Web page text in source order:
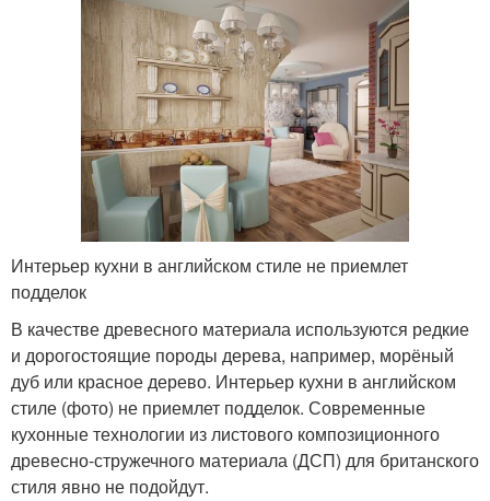
Интерьер кухни в английском стиле не приемлет
подделок
В качестве древесного материала используются редкие
и дорогостоящие породы дерева, например, морёный
дуб или красное дерево. Интерьер кухни в английском
стиле (фото) не приемлет подделок. Современные
кухонные технологии из листового композиционного
древесно-стружечного материала (ДСП) для британского
стиля явно не подойдут.